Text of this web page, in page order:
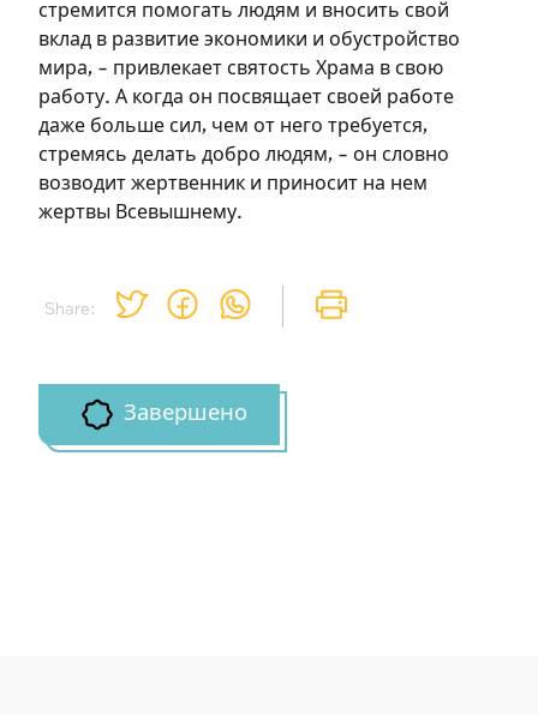
Share:
стремится помогать людям и вносить свой
вклад в развитие экономики и обустройство
мира, – привлекает святость Храма в свою
работу. А когда он посвящает своей работе
даже больше сил, чем от него требуется,
стремясь делать добро людям, – он словно
возводит жертвенник и приносит на нем
жертвы Всевышнему.
Завершено
Чтобы делать пометки на сайте,
необходимо зарегистрироваться.
Подписаться Войти